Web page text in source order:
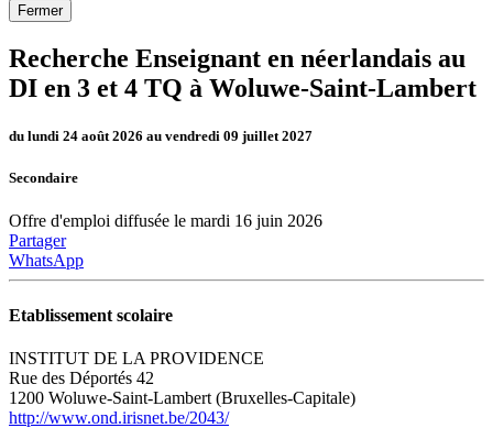
Fermer
Recherche Enseignant en néerlandais au
DI en 3 et 4 TQ à Woluwe-Saint-Lambert
du lundi 24 août 2026 au vendredi 09 juillet 2027
Secondaire
Offre d'emploi diffusée le mardi 16 juin 2026
Partager
WhatsApp
Etablissement scolaire
INSTITUT DE LA PROVIDENCE
Rue des Déportés 42
1200 Woluwe-Saint-Lambert (Bruxelles-Capitale)
http://www.ond.irisnet.be/2043/